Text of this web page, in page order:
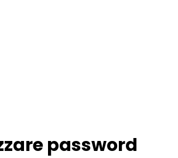
password